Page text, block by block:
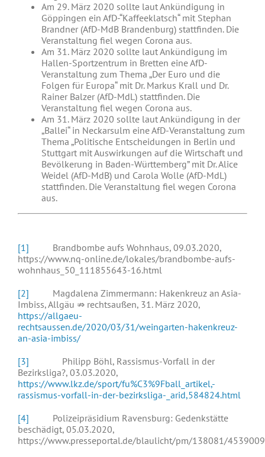
Am 29. März 2020 sollte laut Ankündigung in
Göppingen ein AfD-“Kaffeeklatsch“ mit Stephan
Brandner (AfD-MdB Brandenburg) stattfinden. Die
Veranstaltung fiel wegen Corona aus.
Am 31. März 2020 sollte laut Ankündigung im
Hallen-Sportzentrum in Bretten eine AfD-
Veranstaltung zum Thema „Der Euro und die
Folgen für Europa“ mit Dr. Markus Krall und Dr.
Rainer Balzer (AfD-MdL) stattfinden. Die
Veranstaltung fiel wegen Corona aus.
Am 31. März 2020 sollte laut Ankündigung in der
„Ballei“ in Neckarsulm eine AfD-Veranstaltung zum
Thema „Politische Entscheidungen in Berlin und
Stuttgart mit Auswirkungen auf die Wirtschaft und
Bevölkerung in Baden-Württemberg” mit Dr. Alice
Weidel (AfD-MdB) und Carola Wolle (AfD-MdL)
stattfinden. Die Veranstaltung fiel wegen Corona
aus.
[1] Brandbombe aufs Wohnhaus, 09.03.2020,
https://www.nq-online.de/lokales/brandbombe-aufs-
wohnhaus_50_111855643-16.html
[2] Magdalena Zimmermann: Hakenkreuz an Asia-
Imbiss, Allgäu ⇏ rechtsaußen, 31. März 2020,
https://allgaeu-
rechtsaussen.de/2020/03/31/weingarten-hakenkreuz-
an-asia-imbiss/
[3] Philipp Böhl, Rassismus-Vorfall in der
Bezirksliga?, 03.03.2020,
https://www.lkz.de/sport/fu%C3%9Fball_artikel,-
rassismus-vorfall-in-der-bezirksliga-_arid,584824.html
[4] Polizeipräsidium Ravensburg: Gedenkstätte
beschädigt, 05.03.2020,
https://www.presseportal.de/blaulicht/pm/138081/4539009